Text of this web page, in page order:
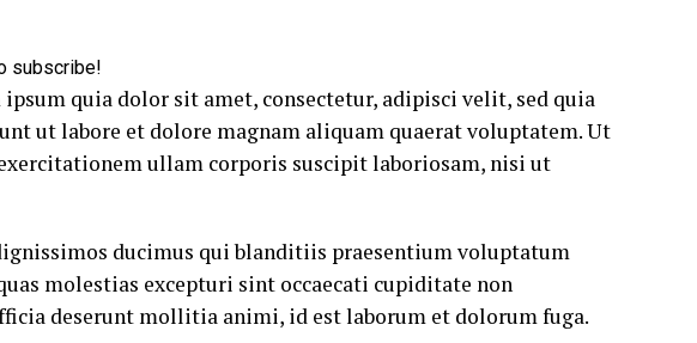
subscribe!
quia dolor sit amet, consectetur, adipisci velit, sed quia
ut labore et dolore magnam aliquam quaerat voluptatem. Ut
ullam corporis suscipit laboriosam, nisi ut
ducimus qui blanditiis praesentium voluptatum
molestias excepturi sint occaecati cupiditate non
deserunt mollitia animi, id est laborum et dolorum fuga.